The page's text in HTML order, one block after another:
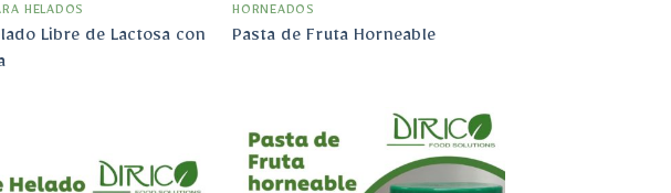
HELADOS
Libre de Lactosa con
HORNEADOS
Pasta de Fruta Horneable